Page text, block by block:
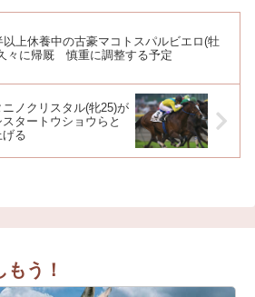
以上休養中の古豪マコトスパルビエロ(牡
々に帰厩 慎重に調整する予定
ノクリスタル(牝25)が
タートウショウらと
る
う！